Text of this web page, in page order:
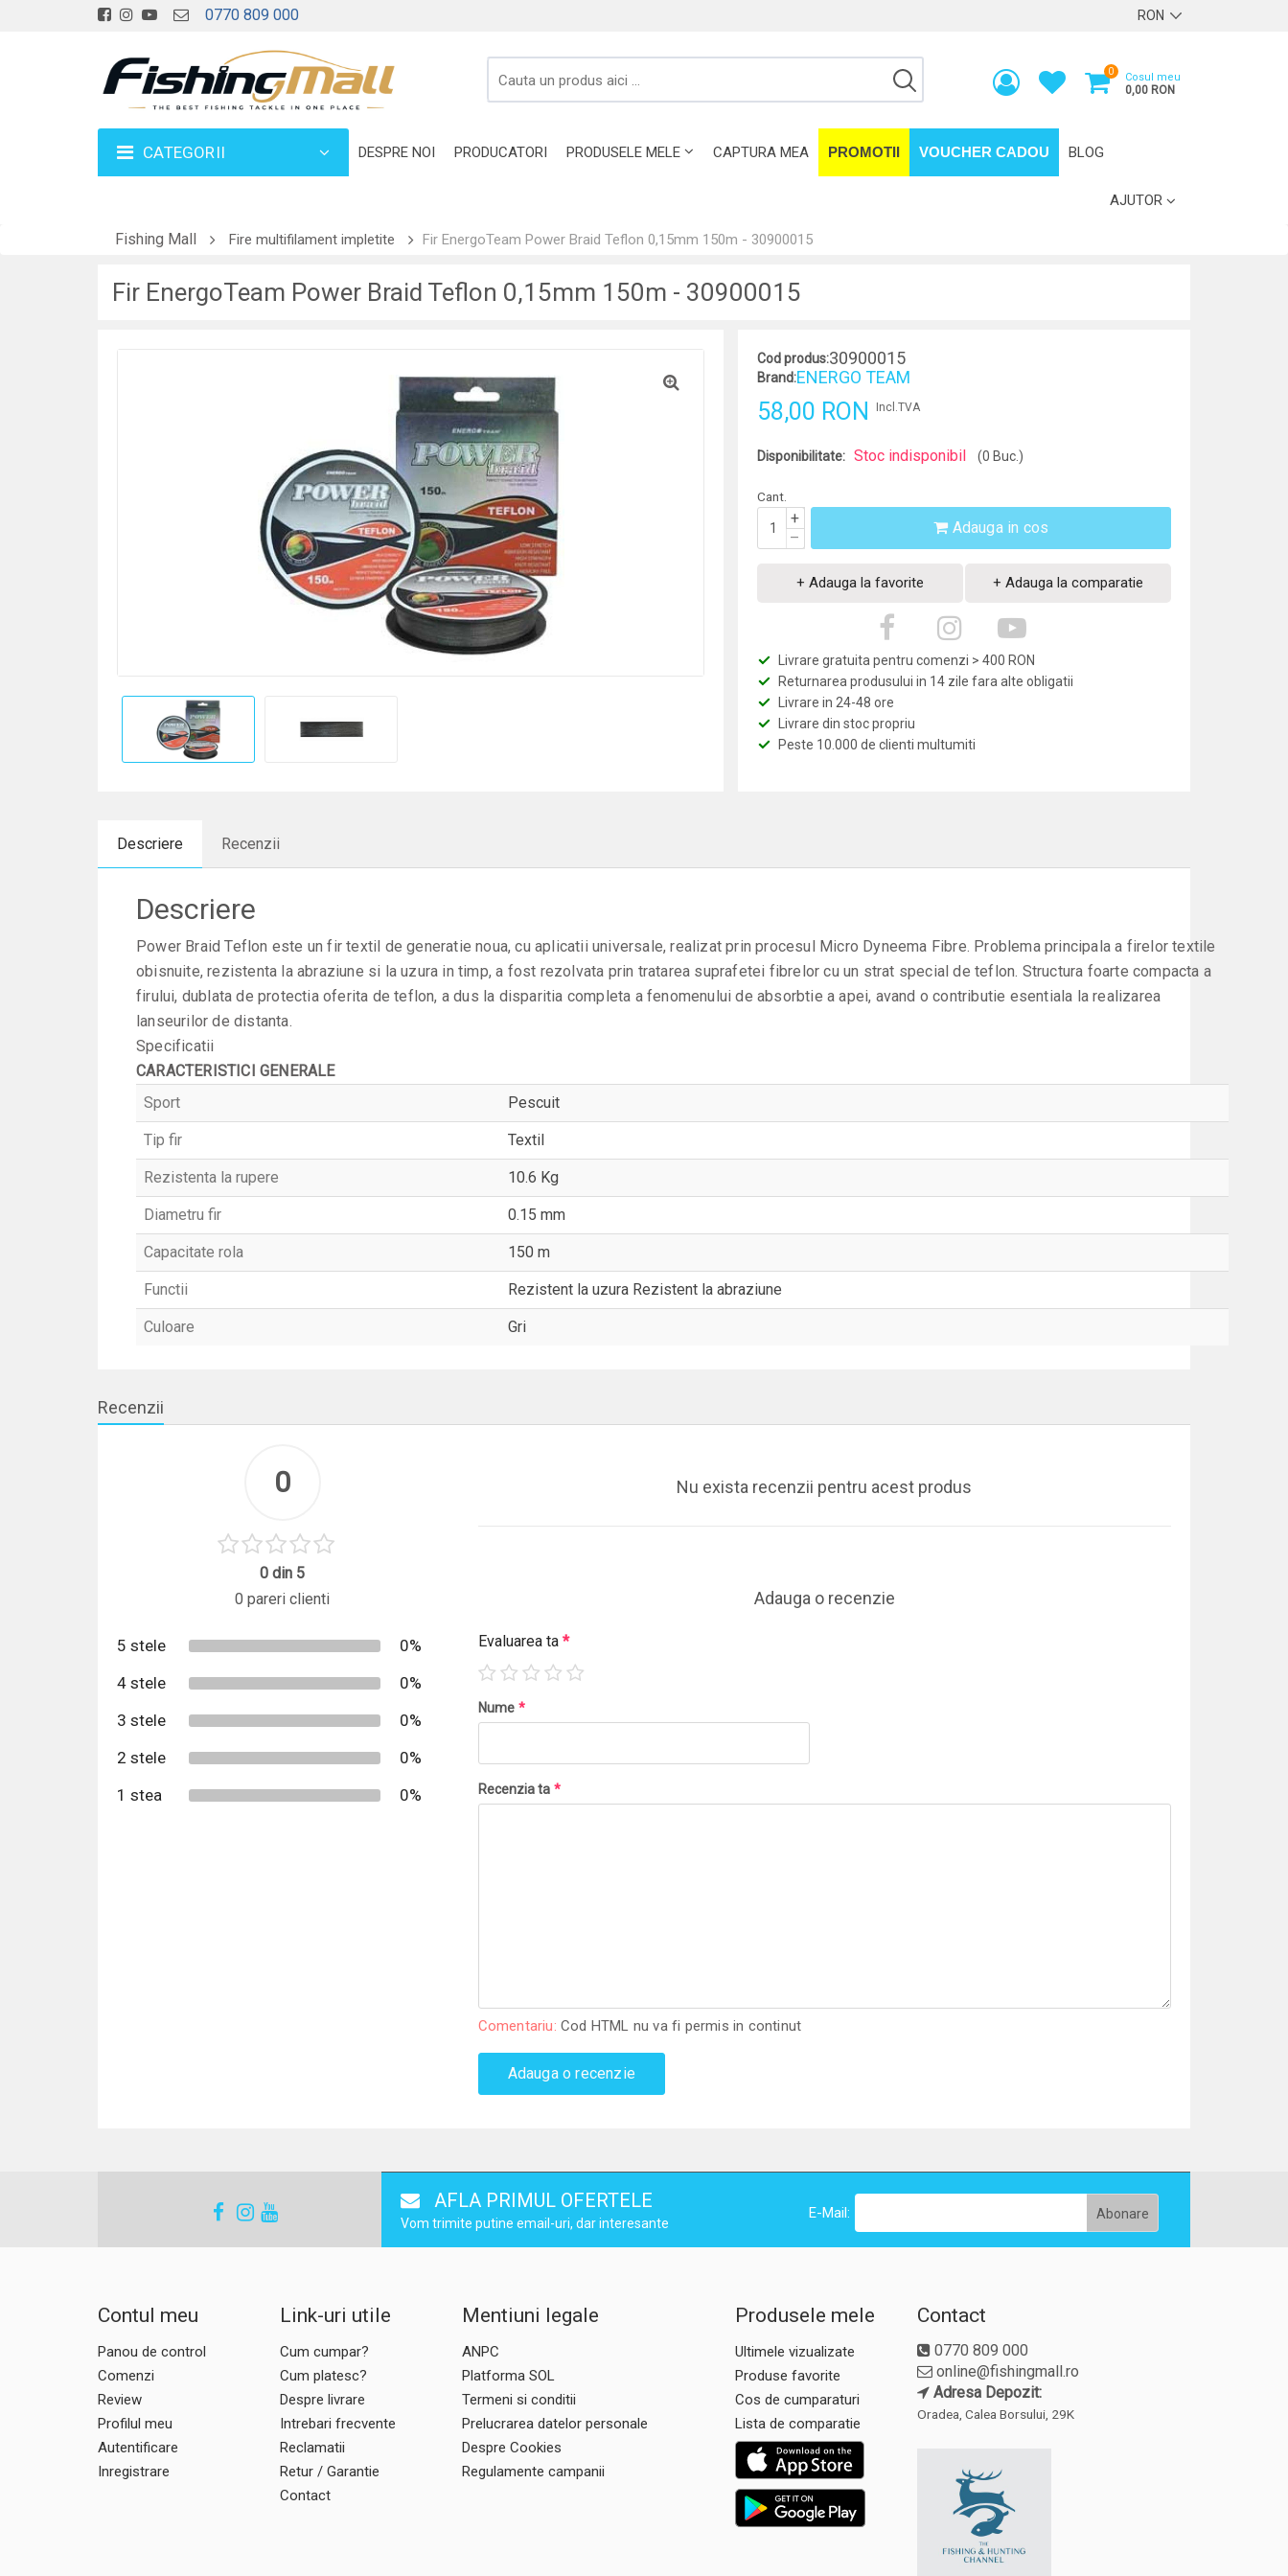
0770 809 000
0 Cosul meu
0,00 RON
CATEGORII DESPRE NOI PRODUCATORI PRODUSELE MELE CAPTURA MEA PROMOTII VOUCHER CADOU BLOG
AJUTOR
Fishing Mall Fire multifilament impletite Fir EnergoTeam Power Braid Teflon 0,15mm 150m - 30900015
Fir EnergoTeam Power Braid Teflon 0,15mm 150m - 30900015
Cod produs:30900015
Brand:ENERGO TEAM
58,00 RON Incl.TVA
Disponibilitate: Stoc indisponibil (0 Buc.)
Cant.
+
–
Adauga in cos
+ Adauga la favorite + Adauga la comparatie
Livrare gratuita pentru comenzi > 400 RON
Returnarea produsului in 14 zile fara alte obligatii
Livrare in 24-48 ore
Livrare din stoc propriu
Peste 10.000 de clienti multumiti
Descriere Recenzii
Descriere
Power Braid Teflon este un fir textil de generatie noua, cu aplicatii universale, realizat prin procesul Micro Dyneema Fibre. Problema principala a firelor textile
obisnuite, rezistenta la abraziune si la uzura in timp, a fost rezolvata prin tratarea suprafetei fibrelor cu un strat special de teflon. Structura foarte compacta a
firului, dublata de protectia oferita de teflon, a dus la disparitia completa a fenomenului de absorbtie a apei, avand o contributie esentiala la realizarea
lanseurilor de distanta.
Specificatii
CARACTERISTICI GENERALE
Sport
Pescuit
Tip fir Textil
Rezistenta la rupere 10.6 Kg
Diametru fir 0.15 mm
Capacitate rola 150 m
Functii Rezistent la uzura Rezistent la abraziune
Culoare Gri
Recenzii
0
0 din 5
0 pareri clienti
5 stele
0%
4 stele
0%
3 stele
0%
2 stele
0%
1 stea
0%
Nu exista recenzii pentru acest produs
Adauga o recenzie
Evaluarea ta *
Nume *
Recenzia ta *
Comentariu: Cod HTML nu va fi permis in continut
Adauga o recenzie
AFLA PRIMUL OFERTELE
Vom trimite putine email-uri, dar interesante
E-Mail:
Contul meu
Panou de control
Comenzi
Review
Profilul meu
Autentificare
Inregistrare
Link-uri utile
Cum cumpar?
Cum platesc?
Despre livrare
Intrebari frecvente
Reclamatii
Retur / Garantie
Contact
Mentiuni legale
ANPC
Platforma SOL
Termeni si conditii
Prelucrarea datelor personale
Despre Cookies
Regulamente campanii
Produsele mele
Ultimele vizualizate
Produse favorite
Cos de cumparaturi
Lista de comparatie
Contact
0770 809 000
online@fishingmall.ro
Adresa Depozit:
Oradea, Calea Borsului, 29K